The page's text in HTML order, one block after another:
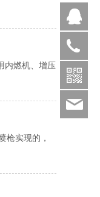
内燃机、增压
枪实现的，
400-
158-
1868